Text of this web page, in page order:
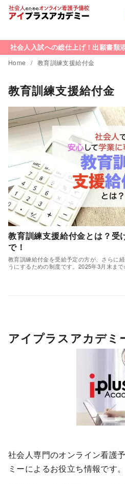
社会人入試への総仕上げ！出願書類
Home 教育訓練支援給付金
教育訓練支援給付金
教育訓練支援給付金とは？受
で！
教育訓練給付金を受給予定の方が、さらに
うにするための制度です。2025年3月末まで
アイプラスアカデミ
社会人専門のオンライン看護
ミーによるお役立ち情報です。